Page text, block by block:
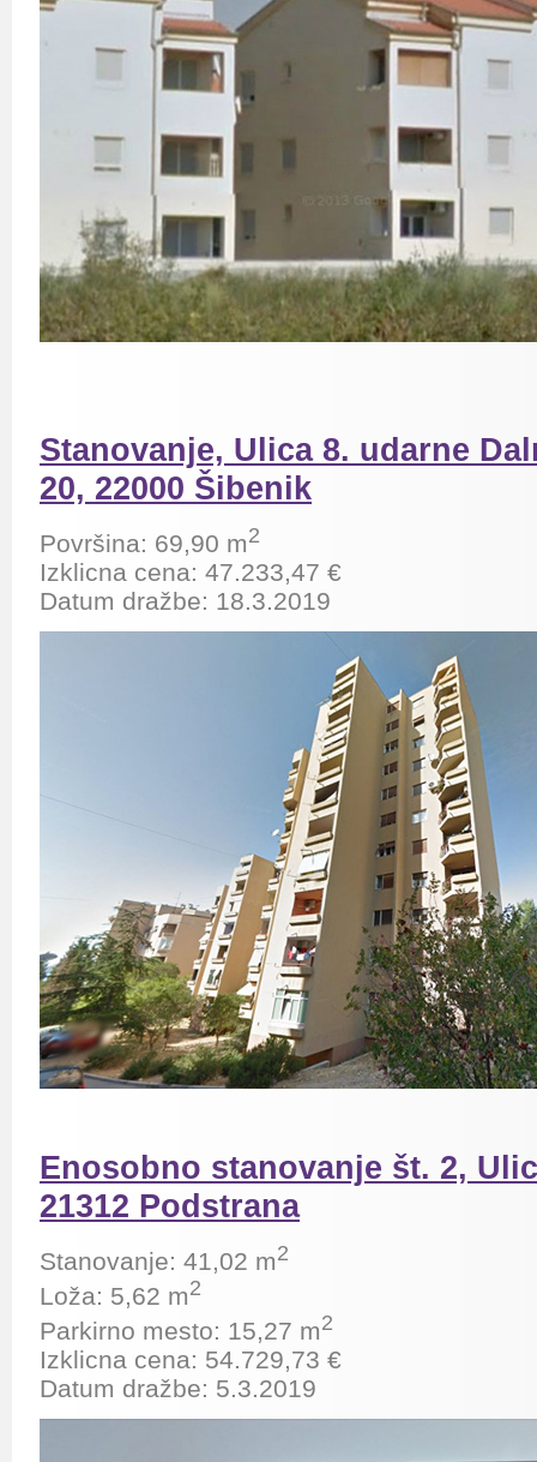
Stanovanje, Ulica 8. udarne
20, 22000 Šibenik
Površina: 69,90 m2
Izklicna cena: 47.233,47 €
Datum dražbe: 18.3.2019
Enosobno stanovanje št. 2,
21312 Podstrana
Stanovanje: 41,02 m2
Loža: 5,62 m2
Parkirno mesto: 15,27 m2
Izklicna cena: 54.729,73 €
Datum dražbe: 5.3.2019